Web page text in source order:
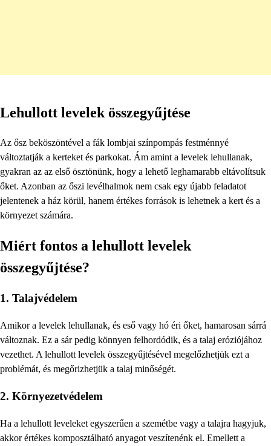
Lehullott levelek összegyűjtése
Az ősz beköszöntével a fák lombjai színpompás festménnyé
változtatják a kerteket és parkokat. Ám amint a levelek lehullanak,
gyakran az az első ösztönünk, hogy a lehető leghamarabb eltávolítsuk
őket. Azonban az őszi levélhalmok nem csak egy újabb feladatot
jelentenek a ház körül, hanem értékes források is lehetnek a kert és a
környezet számára.
Miért fontos a lehullott levelek
összegyűjtése?
1. Talajvédelem
Amikor a levelek lehullanak, és eső vagy hó éri őket, hamarosan sárrá
változnak. Ez a sár pedig könnyen felhordódik, és a talaj eróziójához
vezethet. A lehullott levelek összegyűjtésével megelőzhetjük ezt a
problémát, és megőrizhetjük a talaj minőségét.
2. Környezetvédelem
Ha a lehullott leveleket egyszerűen a szemétbe vagy a talajra hagyjuk,
akkor értékes komposztálható anyagot veszítenénk el. Emellett a